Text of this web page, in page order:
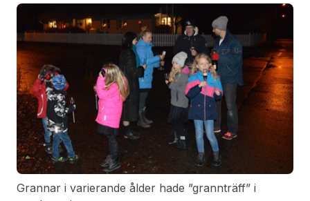
samlas i gatukorsningen. Som mest var det omkring
15 grannar som samlades i korsningen Waldaus väg-
Ramnsjövägen för att se fyrverkerier. Efter hand
minskade samlingen till enstaka personer.
Grannar i varierande ålder hade ”grannträff” i